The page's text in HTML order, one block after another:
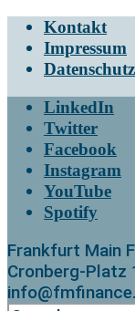
Kontakt
Impressum
Datenschutz
LinkedIn
Twitter
Facebook
Instagram
YouTube
Spotify
Frankfurt Main
Cronberg-Platz